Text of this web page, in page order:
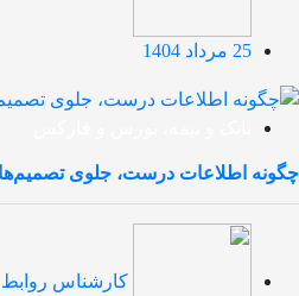
25 مرداد 1404
چگونه اطلاعات درست، جلوی
کارشناس